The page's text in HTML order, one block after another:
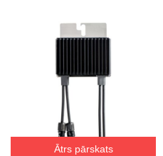
Ātrs pārskats